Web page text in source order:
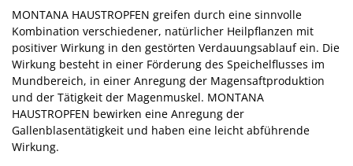
MONTANA HAUSTROPFEN greifen durch eine sinnvolle
Kombination verschiedener, natürlicher Heilpflanzen mit
positiver Wirkung in den gestörten Verdauungsablauf ein. Die
Wirkung besteht in einer Förderung des Speichelflusses im
Mundbereich, in einer Anregung der Magensaftproduktion
und der Tätigkeit der Magenmuskel. MONTANA
HAUSTROPFEN bewirken eine Anregung der
Gallenblasentätigkeit und haben eine leicht abführende
Wirkung.